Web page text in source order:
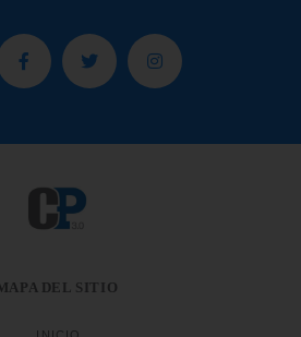
DEL SITIO